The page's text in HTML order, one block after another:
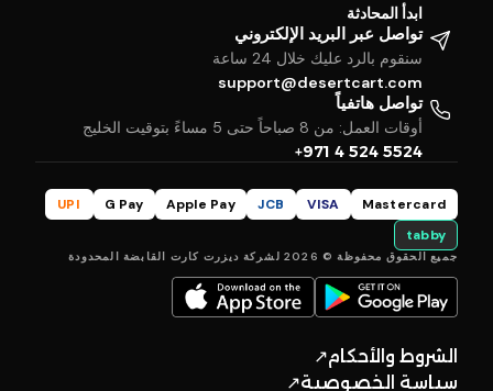
ابدأ المحادثة
تواصل عبر البريد الإلكتروني
سنقوم بالرد عليك خلال 24 ساعة
support@desertcart.com
تواصل هاتفياً
أوقات العمل: من 8 صباحاً حتى 5 مساءً بتوقيت الخليج
+971 4 524 5524
Mastercard
VISA
JCB
Apple Pay
G Pay
UPI
tabby
جميع الحقوق محفوظة © 2026 لشركة ديزرت كارت القابضة المحدودة
الشروط والأحكام↗
سياسة الخصوصية↗